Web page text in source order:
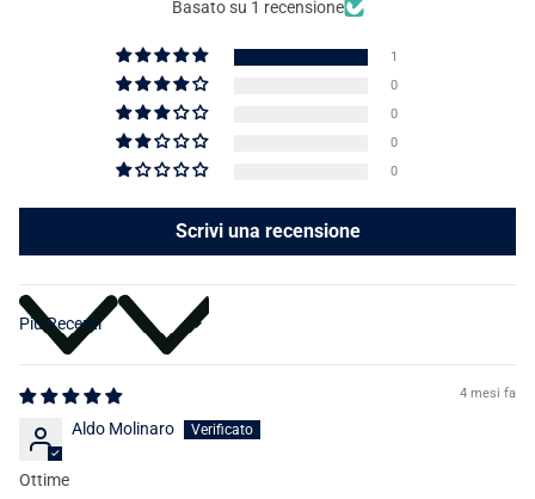
Basato su 1 recensione
1
0
0
0
0
Scrivi una recensione
Sort by
4 mesi fa
Aldo Molinaro
Ottime